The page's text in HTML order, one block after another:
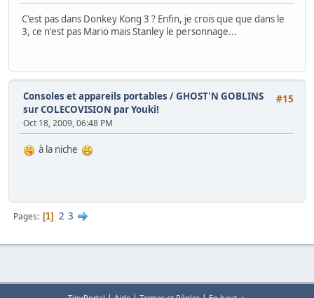
C'est pas dans Donkey Kong 3 ? Enfin, je crois que que dans le
3, ce n'est pas Mario mais Stanley le personnage...
#15
Consoles et appareils portables /GHOST'N GOBLINS
sur COLECOVISION par Youki!
Oct 18, 2009, 06:48 PM
à la niche
Pages 1 2 3